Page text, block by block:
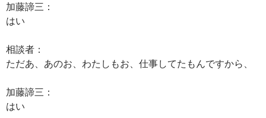
加藤諦三：
はい
相談者：
ただあ、あのお、わたしもお、仕事してたもんですから、
加藤諦三：
はい